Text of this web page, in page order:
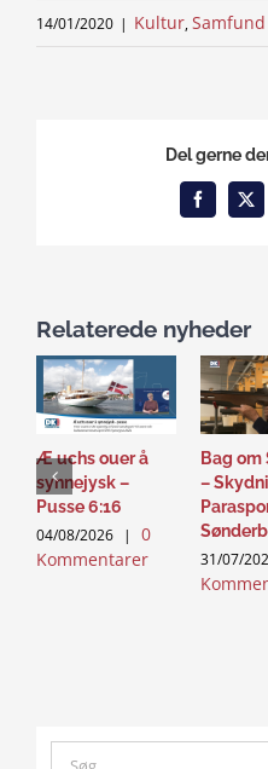
14/01/2020 | Kultur,Samfund
Del gerne
Facebook
X
Relaterede nyheder
Æ uchs ouer å
synnejysk –
Pusse 6:16
04/08/2026 |
0
Kommentarer
Bag om
–
31/07/
Search